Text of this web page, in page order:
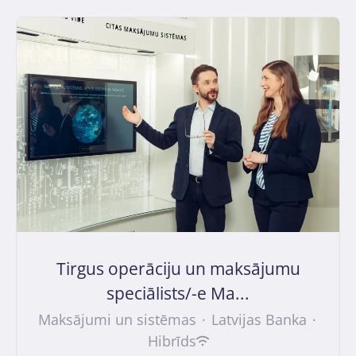
Tirgus operāciju un maksājumu
speciālists/-e Ma...
Maksājumi un sistēmas · Latvijas Banka ·
Hibrīds